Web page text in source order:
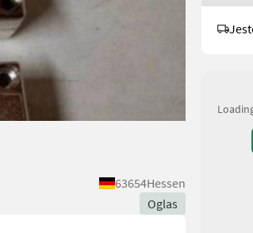
Oglas
63654Hessen